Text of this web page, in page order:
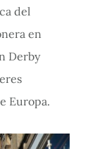
del
en
Derby
Europa.